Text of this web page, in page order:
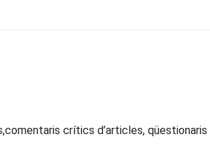
crítics d’articles,